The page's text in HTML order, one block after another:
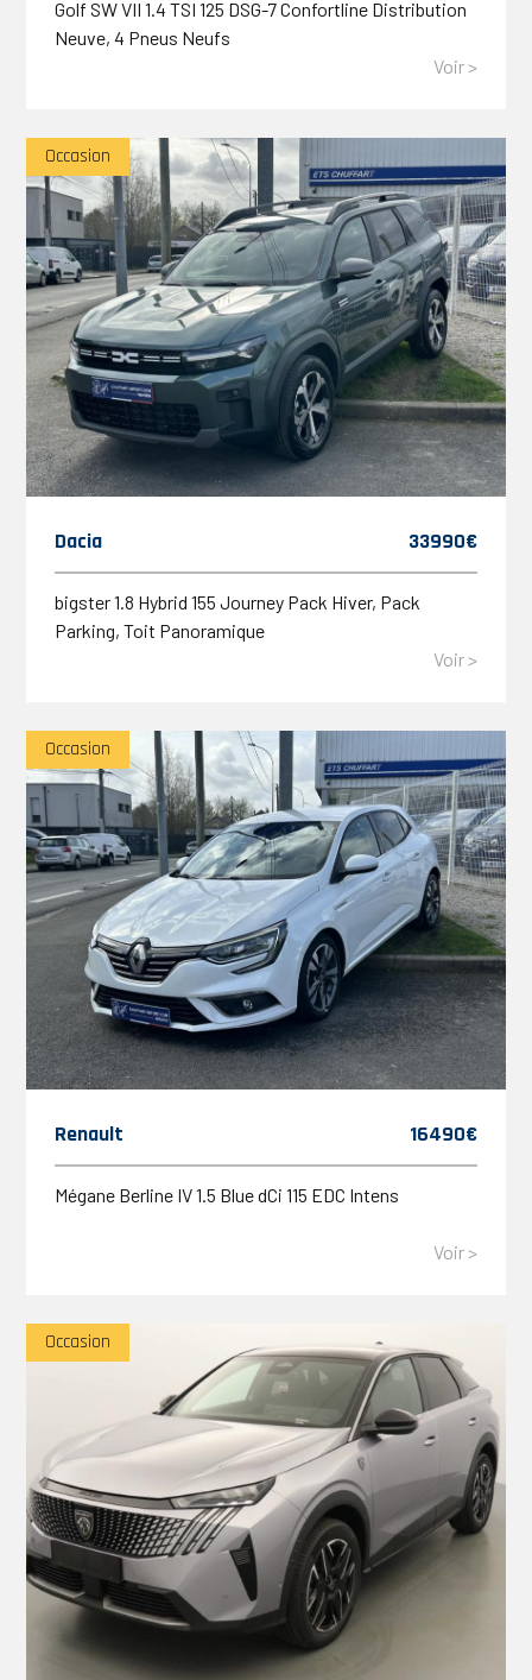
Golf SW VII 1.4 TSI 125 DSG-7 Confortline Distribution
Neuve, 4 Pneus Neufs
Voir >
Occasion
Dacia 33990€
bigster 1.8 Hybrid 155 Journey Pack Hiver, Pack
Parking, Toit Panoramique
Voir >
Occasion
Renault 16490€
Mégane Berline IV 1.5 Blue dCi 115 EDC Intens
Voir >
Occasion